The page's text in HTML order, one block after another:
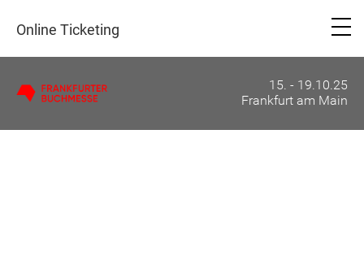
Online Ticketing
15. - 19.10.25
Frankfurt am Main